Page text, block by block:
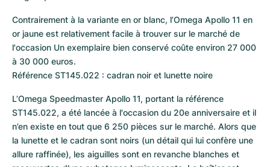
Contrairement à la variante en or blanc, l’Omega Apollo 11 en
or jaune est relativement facile à trouver sur le marché de
l'occasion Un exemplaire bien conservé coûte environ 27 000
à 30 000 euros.
Référence ST145.022 : cadran noir et lunette noire
L’Omega Speedmaster Apollo 11, portant la référence
ST145.022, a été lancée à l'occasion du 20e anniversaire et il
n’en existe en tout que 6 250 pièces sur le marché. Alors que
la lunette et le cadran sont noirs (un détail qui lui confère une
allure raffinée), les aiguilles sont en revanche blanches et